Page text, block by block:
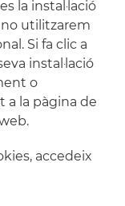
la instal·lació
no utilitzarem
Si fa clic a
instal·lació
o
a la pàgina de
accedeix